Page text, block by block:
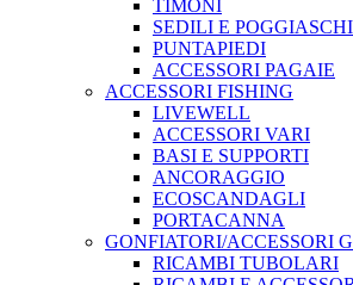
TIMONI
SEDILI E
PUNTAPIEDI
ACCESSORI PAGAIE
ACCESSORI FISHING
LIVEWELL
ACCESSORI VARI
BASI E SUPPORTI
ANCORAGGIO
ECOSCANDAGLI
PORTACANNA
GONFIATORI/ACCESSORI
RICAMBI TUBOLARI